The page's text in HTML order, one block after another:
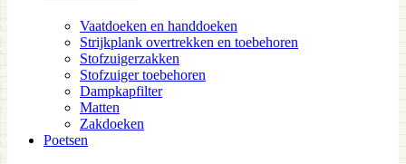
Vaatdoeken en handdoeken
Strijkplank overtrekken en toebehoren
Stofzuigerzakken
Stofzuiger toebehoren
Dampkapfilter
Matten
Zakdoeken
Poetsen